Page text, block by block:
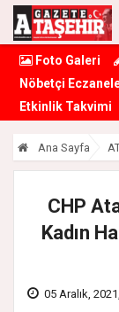
Foto Galeri
Nöbetçi
Etkinlik Takvimi
Ana Sayfa
CHP
Kadın
05 Aralık,